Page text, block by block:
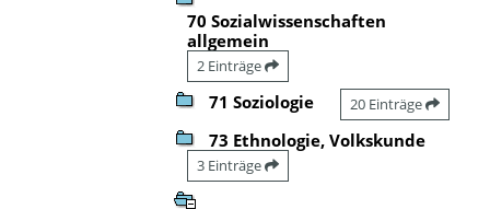
70 Sozialwissenschaften
allgemein
2 Einträge
71 Soziologie 20 Einträge
73 Ethnologie, Volkskunde
3 Einträge